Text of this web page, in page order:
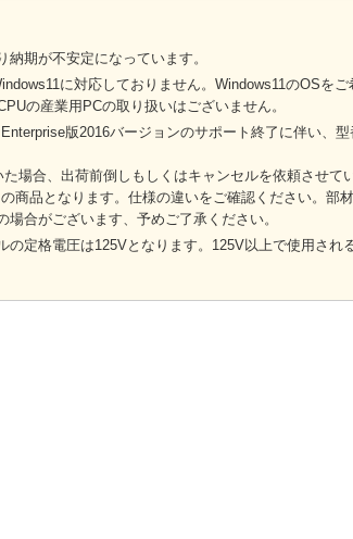
期が不安定になっています。
に対応しておりません。Windows11のOSを
の産業用PCの取り扱いはございません。
版2016バージョンのサポート終了に伴い、
場合、出荷前倒しもしくはキャンセルを依頼させて
商品となります。仕様の違いをご確認ください。部
合がございます、予めご了承ください。
の定格電圧は125Vとなります。125V以上で使用さ